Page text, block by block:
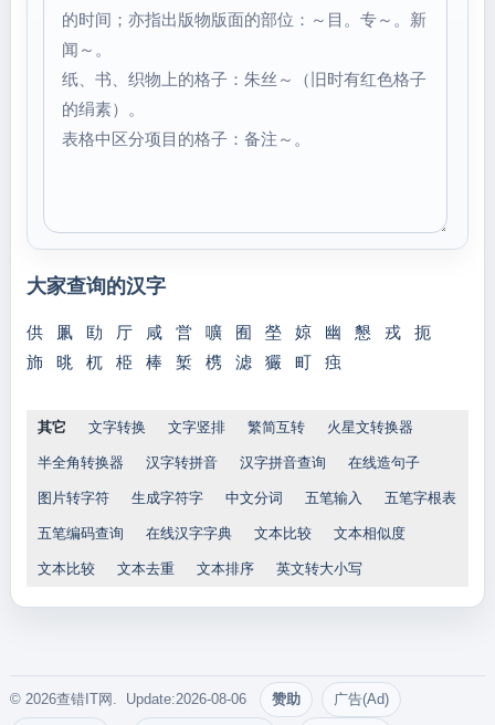
的时间；亦指出版物版面的部位：～目。专～。新
闻～。
纸、书、织物上的格子：朱丝～（旧时有红色格子
的绢素）。
表格中区分项目的格子：备注～。
大家查询的汉字
供 凲 劻 厅 咸 営 嚝 囿 塋 婛 幽 懇 戎
扼
斾
晀 杌 栕 棒 椠 槜 滤 玁 町 痋
其它 文字转换 文字竖排 繁简互转 火星文转换器
半全角转换器 汉字转拼音 汉字拼音查询 在线造句子
图片转字符 生成字符字 中文分词 五笔输入 五笔字根表
五笔编码查询 在线汉字字典 文本比较 文本相似度
文本比较 文本去重 文本排序 英文转大小写
© 2026查错IT网. Update:2026-08-06 赞助 广告(Ad)